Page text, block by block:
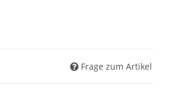
Frage zum Artikel